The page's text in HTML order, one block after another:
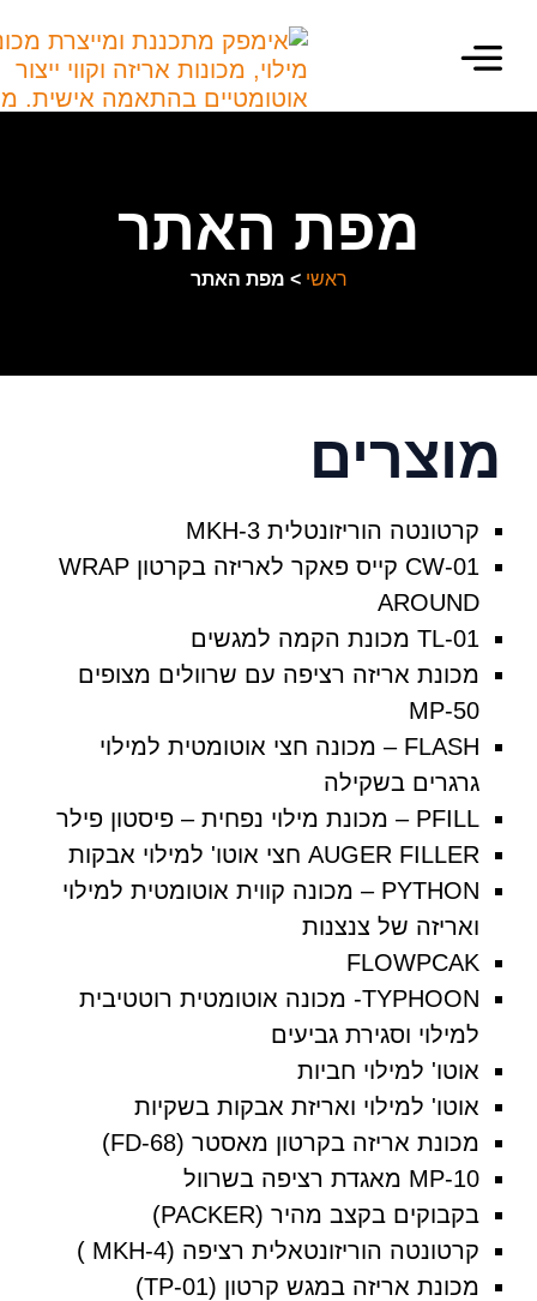
מפת האתר
>מפת האתר
קרטונטה הוריזונטלית MKH-3
CW-01 קייס פאקר לאריזה בקרטון WRAP
AROUND
TL-01 מכונת הקמה למגשים
מכונת אריזה רציפה עם שרוולים מצופים
MP-50
FLASH – מכונה חצי אוטומטית למילוי
גרגרים בשקילה
PFILL – מכונת מילוי נפחית – פיסטון פילר
AUGER FILLER חצי אוטו' למילוי אבקות
PYTHON – מכונה קווית אוטומטית למילוי
ואריזה של צנצנות
FLOWPCAK
TYPHOON- מכונה אוטומטית רוטטיבית
למילוי וסגירת גביעים
אוטו' למילוי חביות
אוטו' למילוי ואריזת אבקות בשקיות
מכונת אריזה בקרטון מאסטר (68-FD)
בקבוקים בקצב מהיר (PACKER)
קרטונטה הוריזונטאלית רציפה (MKH-4 )
מכונת אריזה במגש קרטון (TP-01)